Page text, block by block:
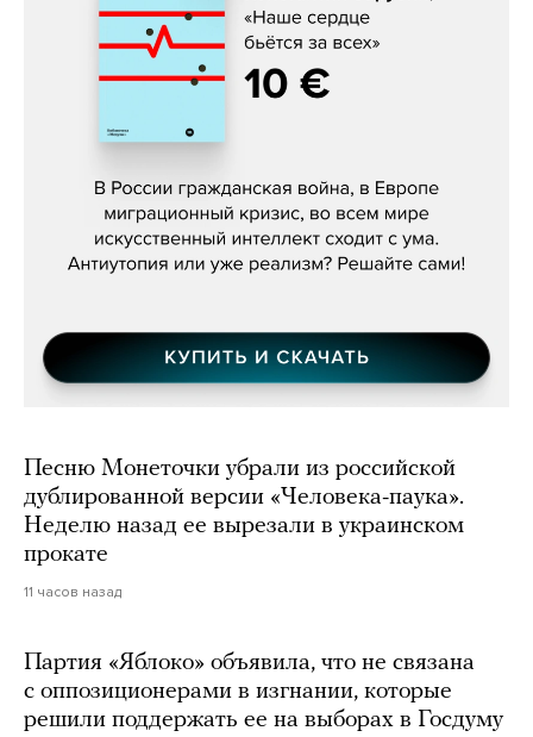
Константин Зарубин, «Наше сердце
Песню Монеточки убрали из российской
дублированной версии «Человека-паука».
Неделю назад ее вырезали в украинском
прокате
11 часов назад
Партия «Яблоко» объявила, что не связана
с оппозиционерами в изгнании, которые
решили поддержать ее на выборах в Госдуму